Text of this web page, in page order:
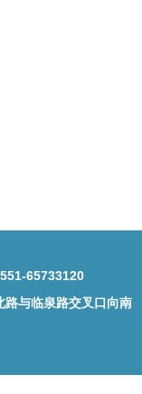
65733120
与临泉路交叉口向南